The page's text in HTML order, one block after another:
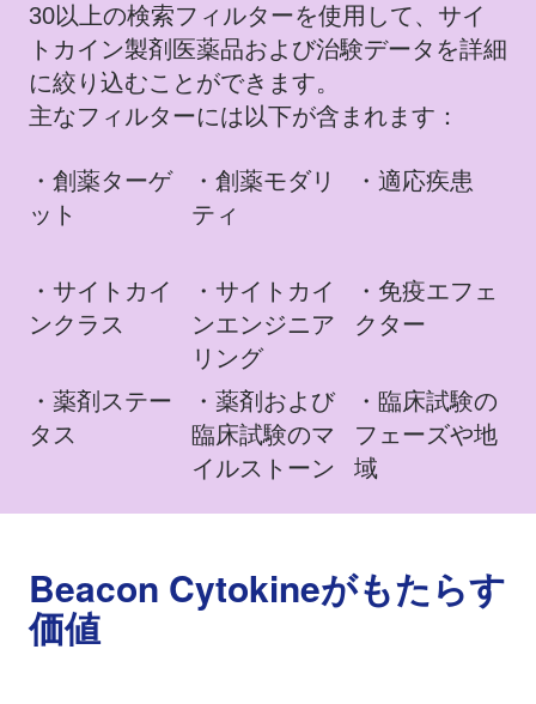
30以上の検索フィルターを使用して、サイ
トカイン製剤医薬品および治験データを詳細
に絞り込むことができます。
主なフィルターには以下が含まれます：
・創薬ターゲ
ット
・創薬モダリ
ティ
​・適応疾患
・サイトカイ
ンクラス
・サイトカイ
ンエンジニア
リング
・免疫エフェ
クター
・薬剤ステー
タス
・薬剤および
臨床試験のマ
イルストーン
・臨床試験の
フェーズや地
域
Beacon Cytokineがもたらす
価値